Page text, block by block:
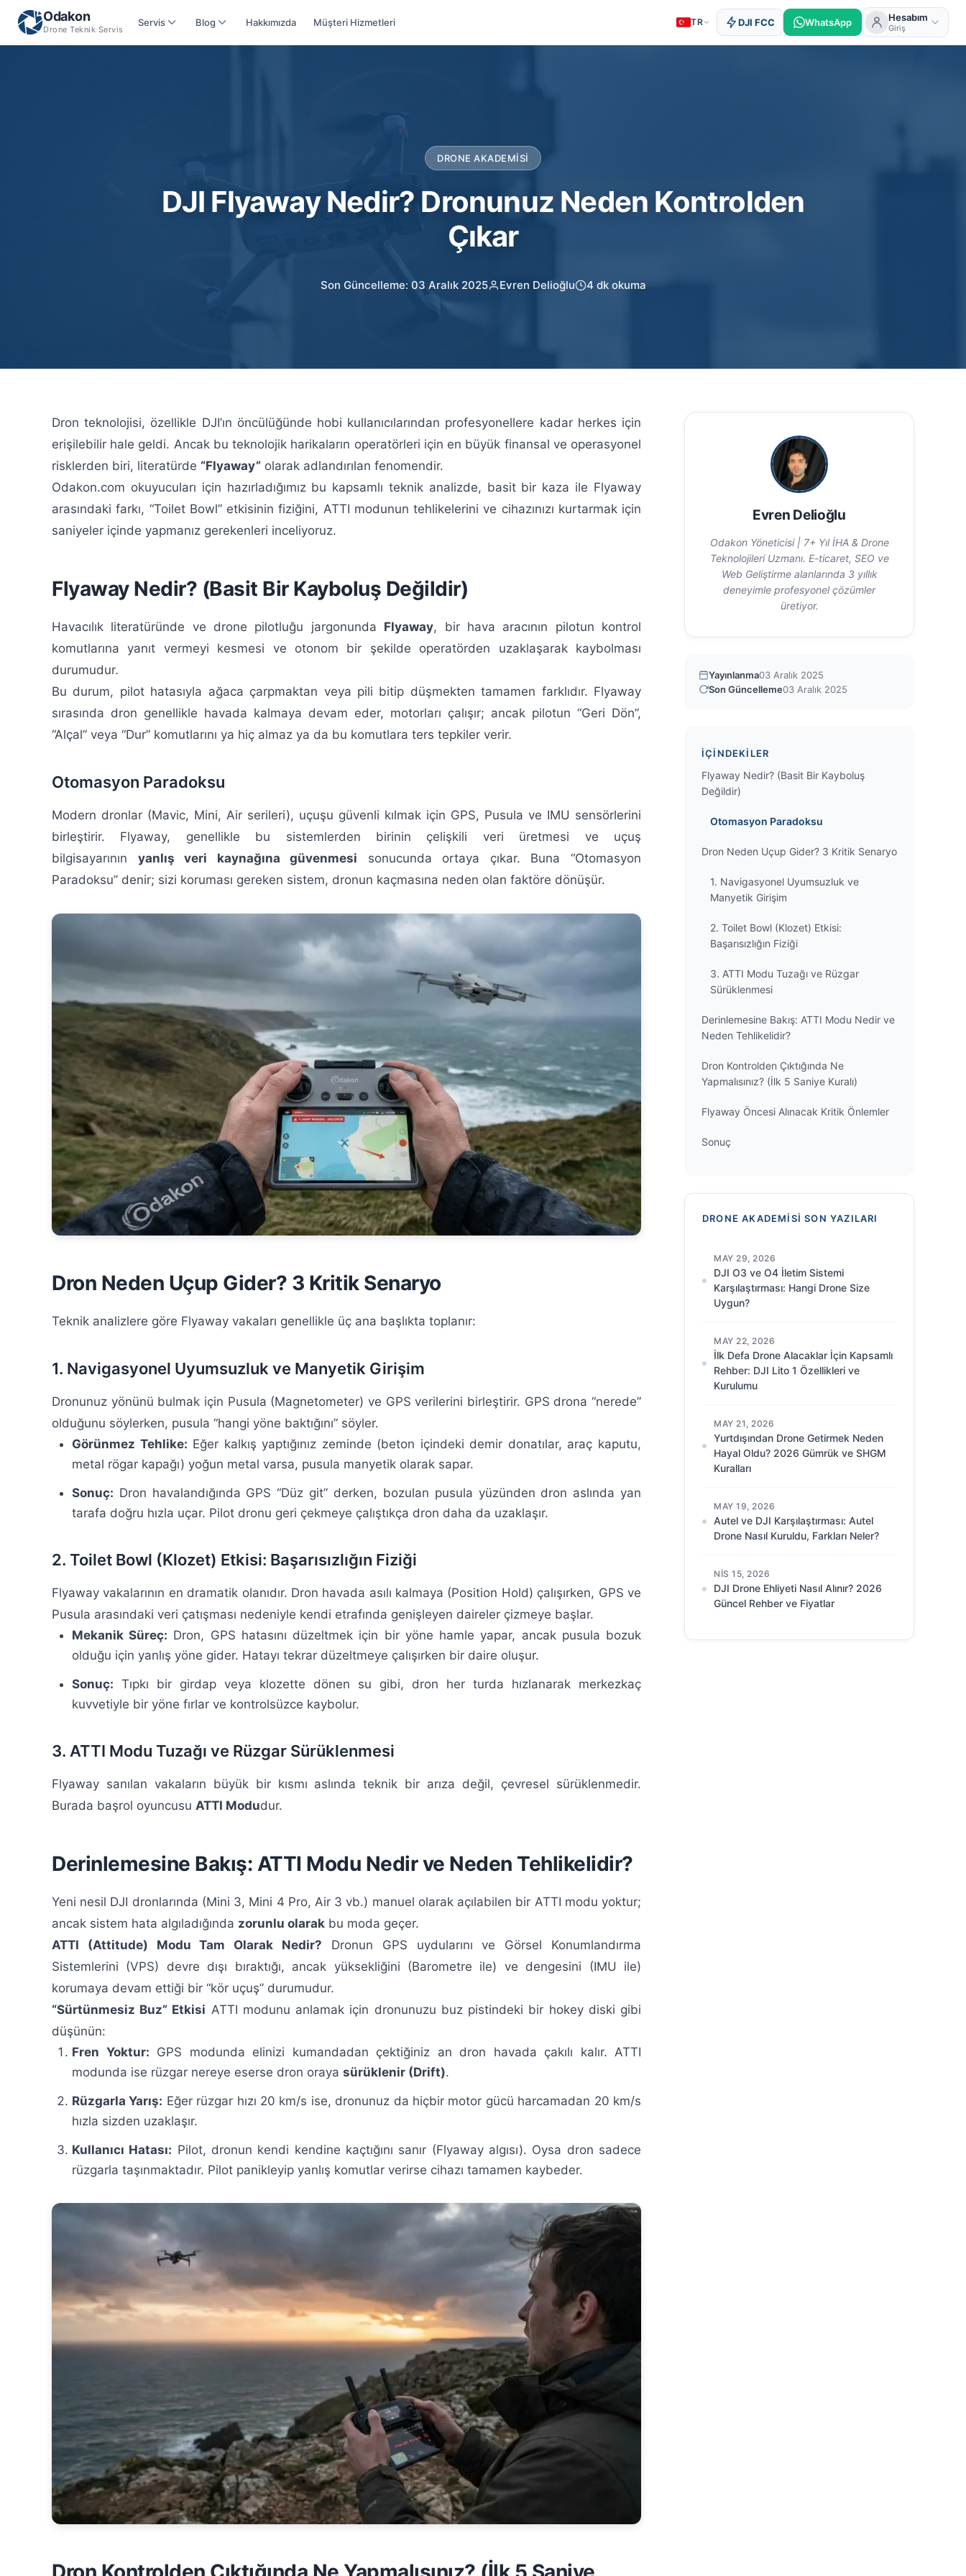
Odakon
Drone Teknik Servis
Servis Blog Hakkımızda Müşteri Hizmetleri TR DJI FCC WhatsApp Hesabım
Giriş
DRONE AKADEMISI
DJI Flyaway Nedir? Dronunuz Neden Kontrolden
Çıkar
Son Güncelleme: 03 Aralık 2025 Evren Delioğlu 4 dk okuma
Dron teknolojisi, özellikle DJI’ın öncülüğünde hobi kullanıcılarından profesyonellere kadar herkes için
erişilebilir hale geldi. Ancak bu teknolojik harikaların operatörleri için en büyük finansal ve operasyonel
risklerden biri, literatürde “Flyaway” olarak adlandırılan fenomendir.
Odakon.com okuyucuları için hazırladığımız bu kapsamlı teknik analizde, basit bir kaza ile Flyaway
arasındaki farkı, “Toilet Bowl” etkisinin fiziğini, ATTI modunun tehlikelerini ve cihazınızı kurtarmak için
saniyeler içinde yapmanız gerekenleri inceliyoruz.
Flyaway Nedir? (Basit Bir Kayboluş Değildir)
Havacılık literatüründe ve drone pilotluğu jargonunda Flyaway, bir hava aracının pilotun kontrol
komutlarına yanıt vermeyi kesmesi ve otonom bir şekilde operatörden uzaklaşarak kaybolması
durumudur.
Bu durum, pilot hatasıyla ağaca çarpmaktan veya pili bitip düşmekten tamamen farklıdır. Flyaway
sırasında dron genellikle havada kalmaya devam eder, motorları çalışır; ancak pilotun “Geri Dön”,
“Alçal” veya “Dur” komutlarını ya hiç almaz ya da bu komutlara ters tepkiler verir.
Otomasyon Paradoksu
Modern dronlar (Mavic, Mini, Air serileri), uçuşu güvenli kılmak için GPS, Pusula ve IMU sensörlerini
birleştirir. Flyaway, genellikle bu sistemlerden birinin çelişkili veri üretmesi ve uçuş
bilgisayarının yanlış veri kaynağına güvenmesi sonucunda ortaya çıkar. Buna “Otomasyon
Paradoksu” denir; sizi koruması gereken sistem, dronun kaçmasına neden olan faktöre dönüşür.
Dron Neden Uçup Gider? 3 Kritik Senaryo
Teknik analizlere göre Flyaway vakaları genellikle üç ana başlıkta toplanır:
1. Navigasyonel Uyumsuzluk ve Manyetik Girişim
Dronunuz yönünü bulmak için Pusula (Magnetometer) ve GPS verilerini birleştirir. GPS drona “nerede”
olduğunu söylerken, pusula “hangi yöne baktığını” söyler.
Görünmez Tehlike: Eğer kalkış yaptığınız zeminde (beton içindeki demir donatılar, araç kaputu,
metal rögar kapağı) yoğun metal varsa, pusula manyetik olarak sapar.
Sonuç: Dron havalandığında GPS “Düz git” derken, bozulan pusula yüzünden dron aslında yan
tarafa doğru hızla uçar. Pilot dronu geri çekmeye çalıştıkça dron daha da uzaklaşır.
2. Toilet Bowl (Klozet) Etkisi: Başarısızlığın Fiziği
Flyaway vakalarının en dramatik olanıdır. Dron havada asılı kalmaya (Position Hold) çalışırken, GPS ve
Pusula arasındaki veri çatışması nedeniyle kendi etrafında genişleyen daireler çizmeye başlar.
Mekanik Süreç: Dron, GPS hatasını düzeltmek için bir yöne hamle yapar, ancak pusula bozuk
olduğu için yanlış yöne gider. Hatayı tekrar düzeltmeye çalışırken bir daire oluşur.
Sonuç: Tıpkı bir girdap veya klozette dönen su gibi, dron her turda hızlanarak merkezkaç
kuvvetiyle bir yöne fırlar ve kontrolsüzce kaybolur.
3. ATTI Modu Tuzağı ve Rüzgar Sürüklenmesi
Flyaway sanılan vakaların büyük bir kısmı aslında teknik bir arıza değil, çevresel sürüklenmedir.
Burada başrol oyuncusu ATTI Modudur.
Derinlemesine Bakış: ATTI Modu Nedir ve Neden Tehlikelidir?
Yeni nesil DJI dronlarında (Mini 3, Mini 4 Pro, Air 3 vb.) manuel olarak açılabilen bir ATTI modu yoktur;
ancak sistem hata algıladığında zorunlu olarak bu moda geçer.
ATTI (Attitude) Modu Tam Olarak Nedir? Dronun GPS uydularını ve Görsel Konumlandırma
Sistemlerini (VPS) devre dışı bıraktığı, ancak yüksekliğini (Barometre ile) ve dengesini (IMU ile)
korumaya devam ettiği bir “kör uçuş” durumudur.
“Sürtünmesiz Buz” Etkisi ATTI modunu anlamak için dronunuzu buz pistindeki bir hokey diski gibi
düşünün:
Fren Yoktur: GPS modunda elinizi kumandadan çektiğiniz an dron havada çakılı kalır. ATTI
modunda ise rüzgar nereye eserse dron oraya sürüklenir (Drift).
Rüzgarla Yarış: Eğer rüzgar hızı 20 km/s ise, dronunuz da hiçbir motor gücü harcamadan 20 km/s
hızla sizden uzaklaşır.
Kullanıcı Hatası: Pilot, dronun kendi kendine kaçtığını sanır (Flyaway algısı). Oysa dron sadece
rüzgarla taşınmaktadır. Pilot panikleyip yanlış komutlar verirse cihazı tamamen kaybeder.
Evren Delioğlu
Odakon Yöneticisi | 7+ Yıl İHA & Drone
Teknolojileri Uzmanı. E-ticaret, SEO ve
Web Geliştirme alanlarında 3 yıllık
deneyimle profesyonel çözümler
üretiyor.
Yayınlanma03 Aralık 2025
Son Güncelleme03 Aralık 2025
İÇINDEKILER
Flyaway Nedir? (Basit Bir Kayboluş
Değildir)
Otomasyon Paradoksu
Dron Neden Uçup Gider? 3 Kritik Senaryo
1. Navigasyonel Uyumsuzluk ve
Manyetik Girişim
2. Toilet Bowl (Klozet) Etkisi:
Başarısızlığın Fiziği
3. ATTI Modu Tuzağı ve Rüzgar
Sürüklenmesi
Derinlemesine Bakış: ATTI Modu Nedir ve
Neden Tehlikelidir?
Dron Kontrolden Çıktığında Ne
Yapmalısınız? (İlk 5 Saniye Kuralı)
Flyaway Öncesi Alınacak Kritik Önlemler
Sonuç
DRONE AKADEMISI SON YAZILARI
MAY 29, 2026
DJI O3 ve O4 İletim Sistemi
Karşılaştırması: Hangi Drone Size
Uygun?
MAY 22, 2026
İlk Defa Drone Alacaklar İçin Kapsamlı
Rehber: DJI Lito 1 Özellikleri ve
Kurulumu
MAY 21, 2026
Yurtdışından Drone Getirmek Neden
Hayal Oldu? 2026 Gümrük ve SHGM
Kuralları
MAY 19, 2026
Autel ve DJI Karşılaştırması: Autel
Drone Nasıl Kuruldu, Farkları Neler?
NIS 15, 2026
DJI Drone Ehliyeti Nasıl Alınır? 2026
Güncel Rehber ve Fiyatlar